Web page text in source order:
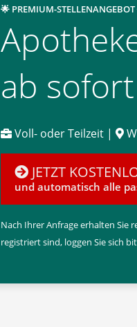
🌟 PREMIUM-
ab
Voll- oder Teilzeit |
JETZT
und automatisch alle
Nach Ihrer Anfrage erhalten Sie
registriert sind, loggen Sie sich